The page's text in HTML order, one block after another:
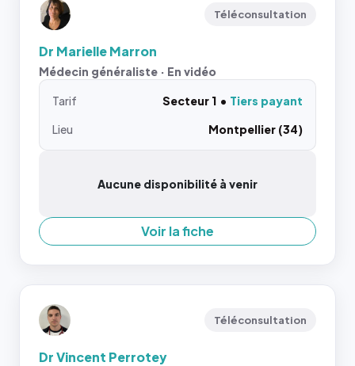
Téléconsultation
Dr Marielle Marron
Médecin généraliste · En vidéo
Tarif Secteur 1
Tiers payant
Lieu
Montpellier (34)
Aucune disponibilité à venir
Voir la fiche
Téléconsultation
Dr Vincent Perrotey